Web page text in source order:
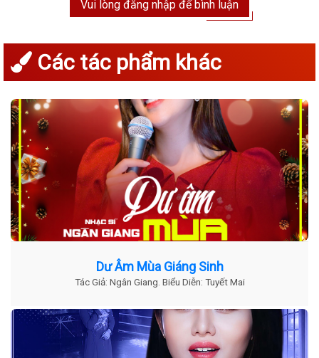
Vui lòng đăng nhập để bình luận
Các tác phẩm khác
Dư Âm Mùa Giáng Sinh
Tác Giả: Ngân Giang. Biểu Diễn: Tuyết Mai